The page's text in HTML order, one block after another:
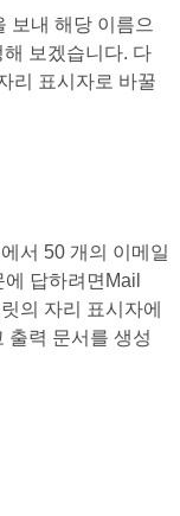
보내 해당 이름으
보겠습니다. 다
리 표시자로 바꿀
서 50 개의 이메일
답하려면Mail
의 자리 표시자에
출력 문서를 생성